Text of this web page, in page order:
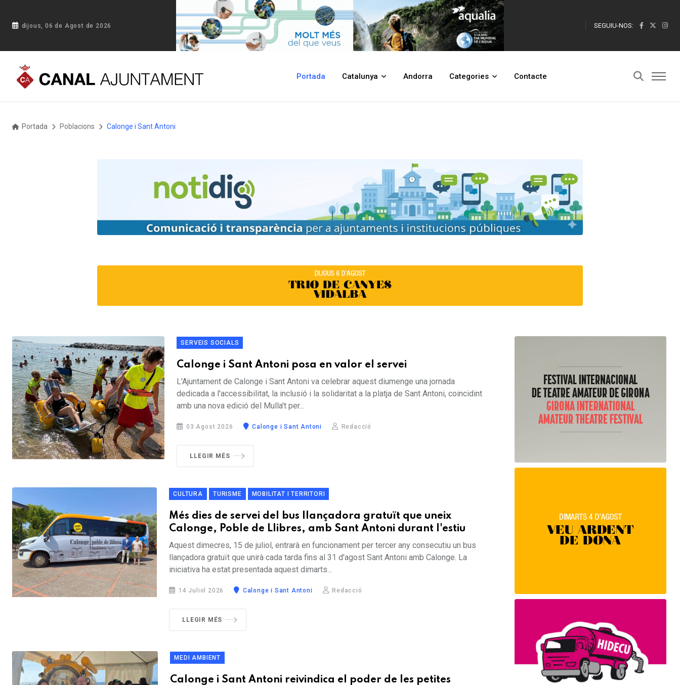
dijous, 06 de Agost de 2026 SEGUIU-NOS:
Portada Catalunya Andorra Categories Contacte
Portada Poblacions Calonge i Sant Antoni
SERVEIS SOCIALS
Calonge i Sant Antoni posa en valor el servei
L'Ajuntament de Calonge i Sant Antoni va celebrar aquest diumenge una jornada
dedicada a l'accessibilitat, la inclusió i la solidaritat a la platja de Sant Antoni, coincidint
amb una nova edició del Mulla't per...
03 Agost 2026 Calonge i Sant Antoni Redacció
LLEGIR MÉS
CULTURA TURISME MOBILITAT I TERRITORI
Més dies de servei del bus llançadora gratuït que uneix
Calonge, Poble de Llibres, amb Sant Antoni durant l'estiu
Aquest dimecres, 15 de juliol, entrarà en funcionament per tercer any consecutiu un bus
llançadora gratuït que unirà cada tarda fins al 31 d'agost Sant Antoni amb Calonge. La
iniciativa ha estat presentada aquest dimarts...
14 Juliol 2026 Calonge i Sant Antoni Redacció
LLEGIR MÉS
MEDI AMBIENT
Calonge i Sant Antoni reivindica el poder de les petites